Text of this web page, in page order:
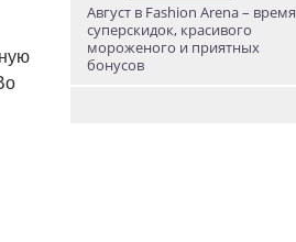
Август в Fashion Arena – время
суперскидок, красивого
мороженого и приятных
бонусов